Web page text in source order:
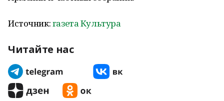
Источник:газета Культура
Читайте нас